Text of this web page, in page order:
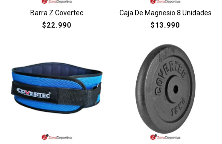
Barra Z Covertec
$22.990
Caja De Magnesio 8 Unidades
$13.990